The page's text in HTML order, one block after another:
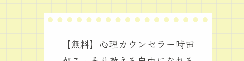
【無料】心理カウンセラー時田